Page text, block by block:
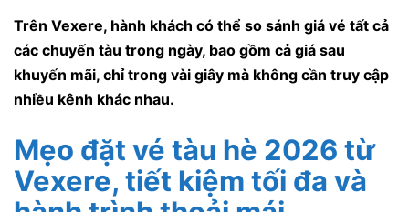
Trên Vexere, hành khách có thể so sánh giá vé tất cả
các chuyến tàu trong ngày, bao gồm cả giá sau
khuyến mãi, chỉ trong vài giây mà không cần truy cập
nhiều kênh khác nhau.
Mẹo đặt vé tàu hè 2026 từ
Vexere, tiết kiệm tối đa và